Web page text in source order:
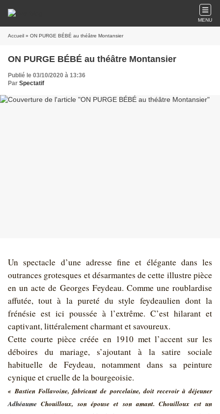
MENU
Accueil » ON PURGE BÉBÉ au théâtre Montansier
ON PURGE BÉBÉ au théâtre Montansier
Publié le 03/10/2020 à 13:36
Par Spectatif
Un spectacle d’une adresse fine et élégante dans les
outrances grotesques et désarmantes de cette illustre pièce
en un acte de Georges Feydeau. Comme une roublardise
affutée, tout à la pureté du style feydeaulien dont la
frénésie est ici poussée à l’extrême. C’est hilarant et
captivant, littéralement charmant et savoureux.
Cette courte pièce créée en 1910 met l’accent sur les
déboires du mariage, s’ajoutant à la satire sociale
habituelle de Feydeau, notamment dans sa peinture
cynique et cruelle de la bourgeoisie.
« Bastien Follavoine, fabricant de porcelaine, doit recevoir à déjeuner
Adhéaume Chouilloux, son épouse et son amant. Chouilloux est un